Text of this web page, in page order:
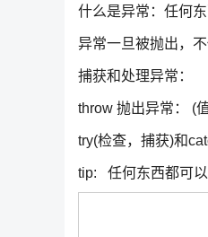
什么是异常：任何
异常一旦被抛出，
捕获和处理异常：
throw 抛出异常： (
try(检查，捕获)和
tip: 任何东西都可以